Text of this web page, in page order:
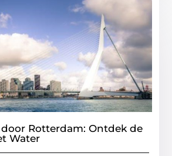
Rotterdam: Ontdek de
Water